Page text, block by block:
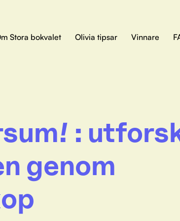
Stora bokvalet Olivia tipsar Vinnare
:
genom